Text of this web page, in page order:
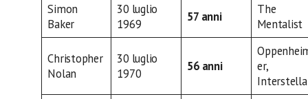
Simon
Baker
30 luglio
1969
57 anni
The
Mentalist
Christopher
Nolan
30 luglio
1970
56 anni
er,